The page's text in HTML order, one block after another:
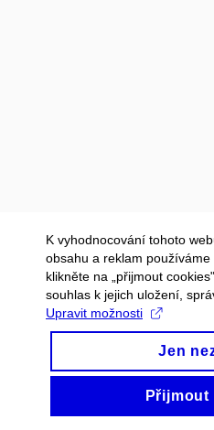
K vyhodnocování tohoto
obsahu a reklam
klikněte na „přijmout
souhlas k jejich uložení,
Upravit možnosti
Jen